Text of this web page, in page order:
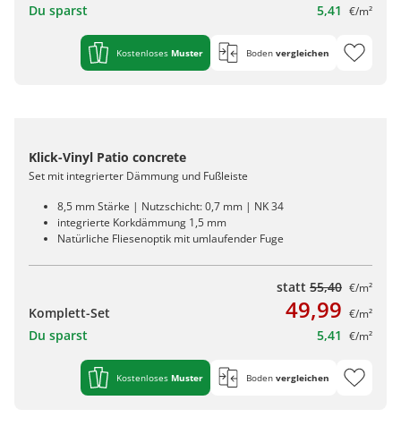
Du sparst 5,41 €/m²
Kostenloses Muster Boden vergleichen
Klick-Vinyl Patio concrete
Set mit integrierter Dämmung und Fußleiste
8,5 mm Stärke | Nutzschicht: 0,7 mm | NK 34
integrierte Korkdämmung 1,5 mm
Natürliche Fliesenoptik mit umlaufender Fuge
statt 55,40 €/m²
Komplett-Set 49,99 €/m²
Du sparst 5,41 €/m²
Kostenloses Muster Boden vergleichen